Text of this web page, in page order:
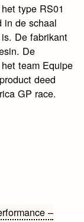
type RS01
in de schaal
De fabrikant
De
team Equipe
deed
GP race.
–